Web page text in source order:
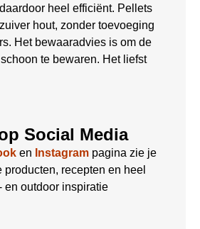
heel efficiënt. Pellets
hout, zonder toevoeging
Het bewaaradvies is om de
te bewaren. Het liefst
Social Media
en Instagram pagina zie je
recepten en heel
en outdoor inspiratie